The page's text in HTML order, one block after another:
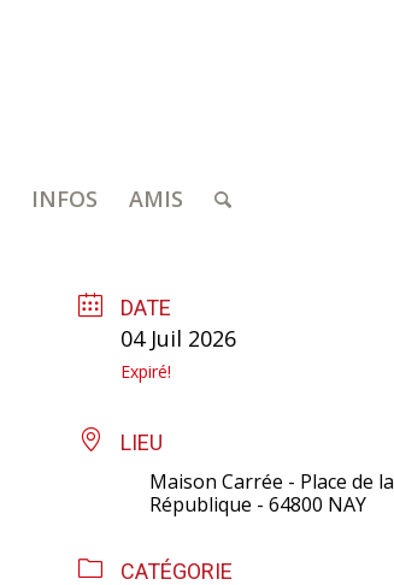
INFOS AMIS
DATE
04 Juil 2026
Expiré!
LIEU
Maison Carrée - Place de la
République - 64800 NAY
CATÉGORIE